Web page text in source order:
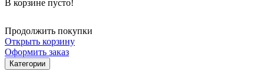
В корзине пусто!
Продолжить покупки
Открыть корзину
Оформить заказ
Категории